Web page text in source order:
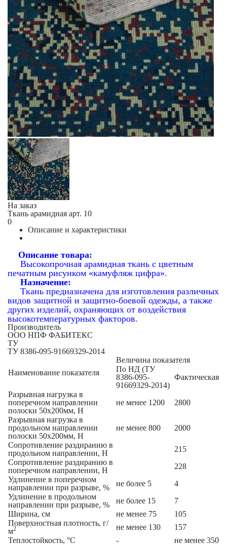
На заказ
Ткань арамидная арт. 10
0
Описание и характеристики
Описание товара:
Высокопрочная арамидная ткань с цветным
печатным рисунком «камуфляж цифра».
Назначение:
Ткань предназначена для изготовления различных
видов защитной и защитно-боевой одежды, а также
других изделий, охраняющих от воздействия
высокотемпературных факторов.
Производитель
ООО НПФ ФАБИТЕКС
ТУ
ТУ 8386-095-91669329-2014
Наименование показателя
Величина показателя
По НД (ТУ
8386-095-
91669329-2014)
Фактическая
Разрывная нагрузка в
поперечном направлении
полоски 50х200мм, Н
не менее 1200
2800
Разрывная нагрузка в
продольном направлении
полоски 50х200мм, Н
не менее 800
2000
Сопротивление раздиранию в
продольном направлении, Н
215
Сопротивление раздиранию в
поперечном направлении, Н
228
Удлинение в поперечном
направлении при разрыве, %
не более 5
4
Удлинение в продольном
направлении при разрыве, %
не более 15
7
Ширина, см
не менее 75
105
Поверхностная плотность, г/
м2 не менее 130
157
Теплостойкость, °C
- не менее 350